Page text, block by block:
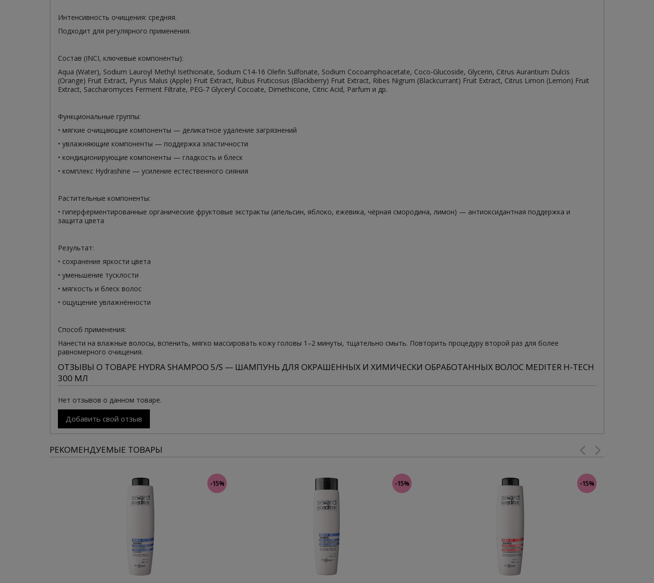
Интенсивность очищения: средняя.
Подходит для регулярного применения.
Состав (INCI, ключевые компоненты):
Aqua (Water), Sodium Lauroyl Methyl Isethionate, Sodium C14-16 Olefin Sulfonate, Sodium Cocoamphoacetate, Coco-Glucoside, Glycerin, Citrus Aurantium Dulcis
(Orange) Fruit Extract, Pyrus Malus (Apple) Fruit Extract, Rubus Fruticosus (Blackberry) Fruit Extract, Ribes Nigrum (Blackcurrant) Fruit Extract, Citrus Limon (Lemon) Fruit
Extract, Saccharomyces Ferment Filtrate, PEG-7 Glyceryl Cocoate, Dimethicone, Citric Acid, Parfum и др.
Функциональные группы:
• мягкие очищающие компоненты — деликатное удаление загрязнений
• увлажняющие компоненты — поддержка эластичности
• кондиционирующие компоненты — гладкость и блеск
• комплекс Hydrashine — усиление естественного сияния
Растительные компоненты:
• гиперферментированные органические фруктовые экстракты (апельсин, яблоко, ежевика, чёрная смородина, лимон) — антиоксидантная поддержка и
защита цвета
Результат:
• сохранение яркости цвета
• уменьшение тусклости
• мягкость и блеск волос
• ощущение увлажнённости
Способ применения:
Нанести на влажные волосы, вспенить, мягко массировать кожу головы 1–2 минуты, тщательно смыть. Повторить процедуру второй раз для более
равномерного очищения.
ОТЗЫВЫ О ТОВАРЕ HYDRA SHAMPOO 5/S — ШАМПУНЬ ДЛЯ ОКРАШЕННЫХ И ХИМИЧЕСКИ ОБРАБОТАННЫХ ВОЛОС MEDITER H-TECH
300 МЛ
Нет отзывов о данном товаре.
Добавить свой отзыв
РЕКОМЕНДУЕМЫЕ ТОВАРЫ
-15% -15% -15%